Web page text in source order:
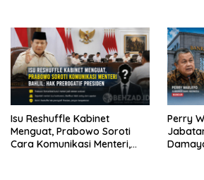
Isu Reshuffle Kabinet
Menguat, Prabowo Soroti
Cara Komunikasi Menteri,
Perry